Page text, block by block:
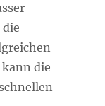
die